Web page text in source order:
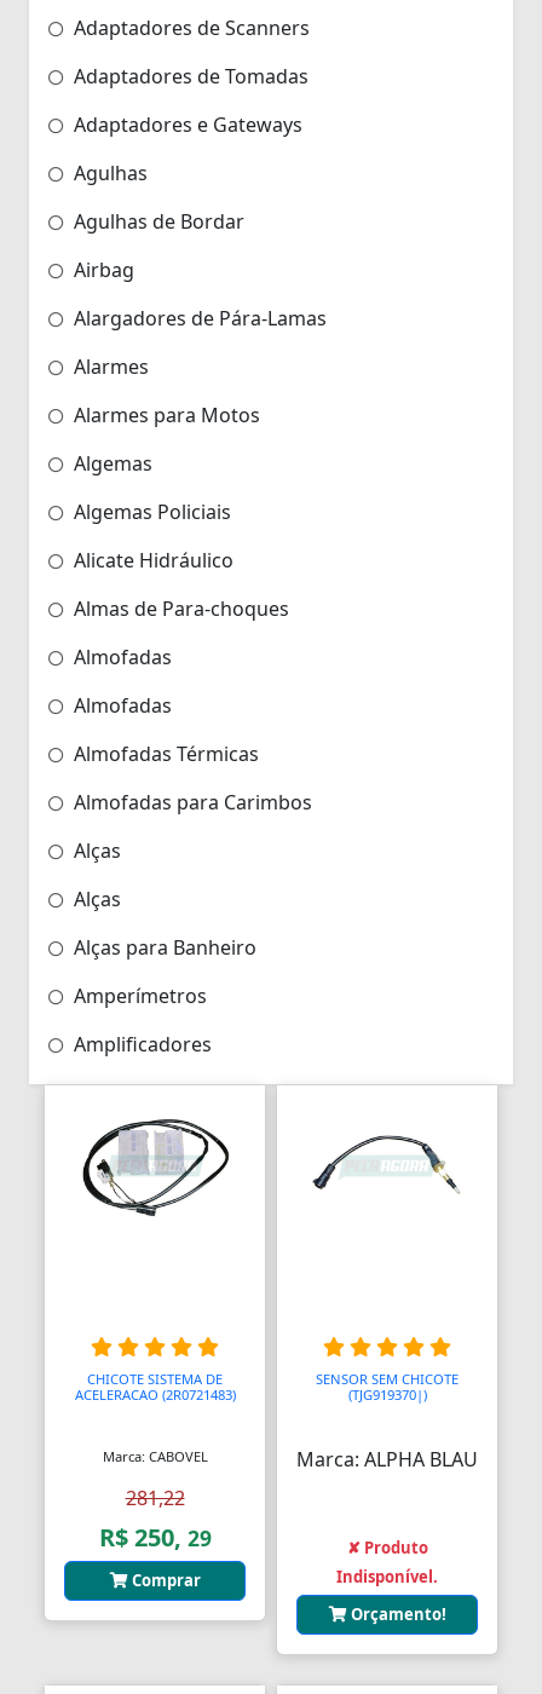
Adaptadores de Scanners
Adaptadores de Tomadas
Adaptadores e Gateways
Agulhas
Agulhas de Bordar
Airbag
Alargadores de Pára-Lamas
Alarmes
Alarmes para Motos
Algemas
Algemas Policiais
Alicate Hidráulico
Almas de Para-choques
Almofadas
Almofadas
Almofadas Térmicas
Almofadas para Carimbos
Alças
Alças
Alças para Banheiro
Amperímetros
Amplificadores
Andadores
Aneis para Microblading
Anel Segmento
Anilhas de Marcação
Antenas
Anéis
Anéis
Anéis
CHICOTE SISTEMA DE
ACELERACAO (2R0721483)
Marca: CABOVEL
281,22
R$ 250, 29
Comprar
SENSOR SEM CHICOTE
(TJG919370|)
Marca: ALPHA BLAU
✘ Produto
Indisponível.
Orçamento!